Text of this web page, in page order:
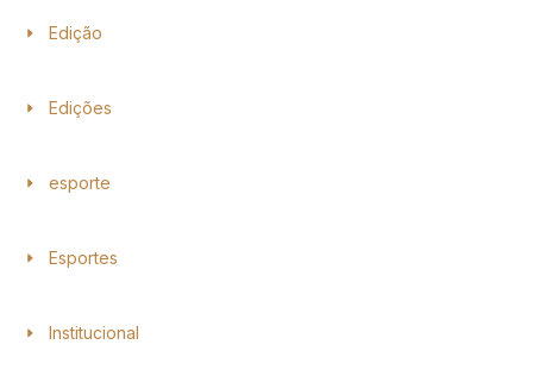
Edição
Edições
esporte
Esportes
Institucional